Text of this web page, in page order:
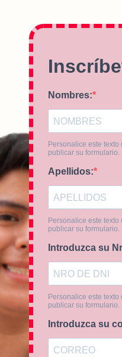
Nombres:
Personalice este
publicar su formulario.
Apellidos:
Personalice este
publicar su formulario.
Introduzca su
Personalice este
publicar su formulario.
Introduzca su